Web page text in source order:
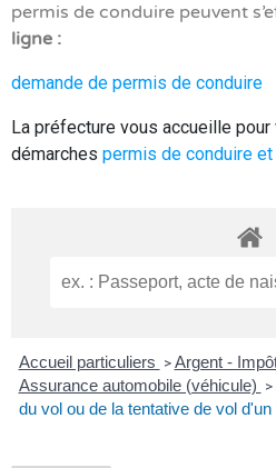
permis de conduire peuvent
ligne :
demande de permis de conduire
La préfecture vous accueille
démarches permis de conduire
Accueil particuliers > Argent -
Assurance automobile (véhicule) >
du vol ou de la tentative de vol